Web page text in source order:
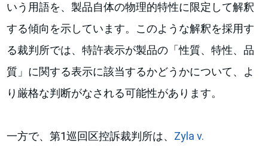
いう用語を、製品自体の物理的特性に限定して解釈
する傾向を示しています。このような解釈を採用す
る裁判所では、特許表示が製品の「性質、特性、品
質」に関する表示に該当するかどうかについて、よ
り厳格な判断がなされる可能性があります。
一方で、第1巡回区控訴裁判所は、 Zyla v.